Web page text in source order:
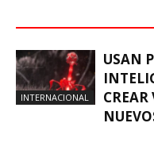
INTERNACIONAL
USAN